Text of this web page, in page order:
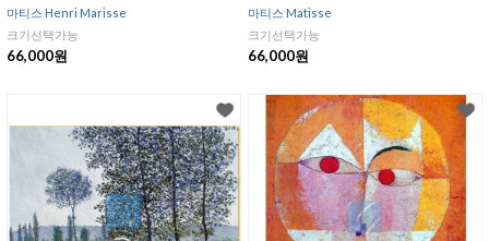
마티스 Henri Marisse
크기선택가능
66,000원
마티스 Matisse
크기선택가능
66,000원